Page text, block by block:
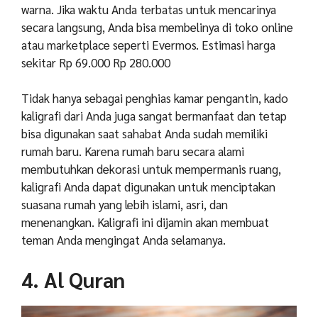
warna. Jika waktu Anda terbatas untuk mencarinya
secara langsung, Anda bisa membelinya di toko online
atau marketplace seperti Evermos. Estimasi harga
sekitar Rp 69.000 Rp 280.000
Tidak hanya sebagai penghias kamar pengantin, kado
kaligrafi dari Anda juga sangat bermanfaat dan tetap
bisa digunakan saat sahabat Anda sudah memiliki
rumah baru. Karena rumah baru secara alami
membutuhkan dekorasi untuk mempermanis ruang,
kaligrafi Anda dapat digunakan untuk menciptakan
suasana rumah yang lebih islami, asri, dan
menenangkan. Kaligrafi ini dijamin akan membuat
teman Anda mengingat Anda selamanya.
4. Al Quran